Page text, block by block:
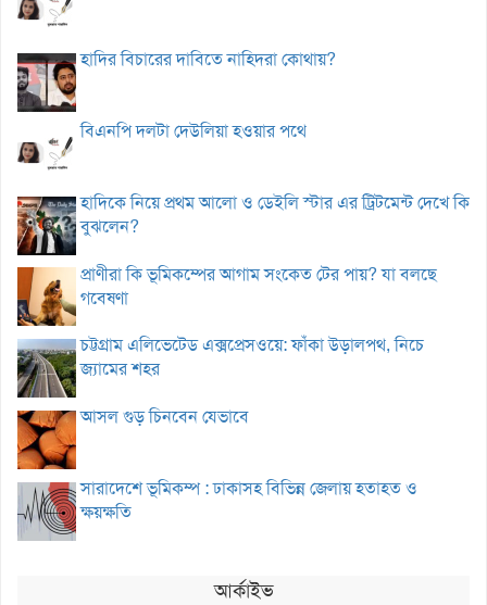
হাদির বিচারের দাবিতে নাহিদরা কোথায়?
বিএনপি দলটা দেউলিয়া হওয়ার পথে
হাদিকে নিয়ে প্রথম আলো ও ডেইলি স্টার এর ট্রিটমেন্ট দেখে কি
বুঝলেন?
প্রাণীরা কি ভূমিকম্পের আগাম সংকেত টের পায়? যা বলছে
গবেষণা
চট্টগ্রাম এলিভেটেড এক্সপ্রেসওয়ে: ফাঁকা উড়ালপথ, নিচে
জ্যামের শহর
আসল গুড় চিনবেন যেভাবে
সারাদেশে ভূমিকম্প : ঢাকাসহ বিভিন্ন জেলায় হতাহত ও
ক্ষয়ক্ষতি
আর্কাইভ